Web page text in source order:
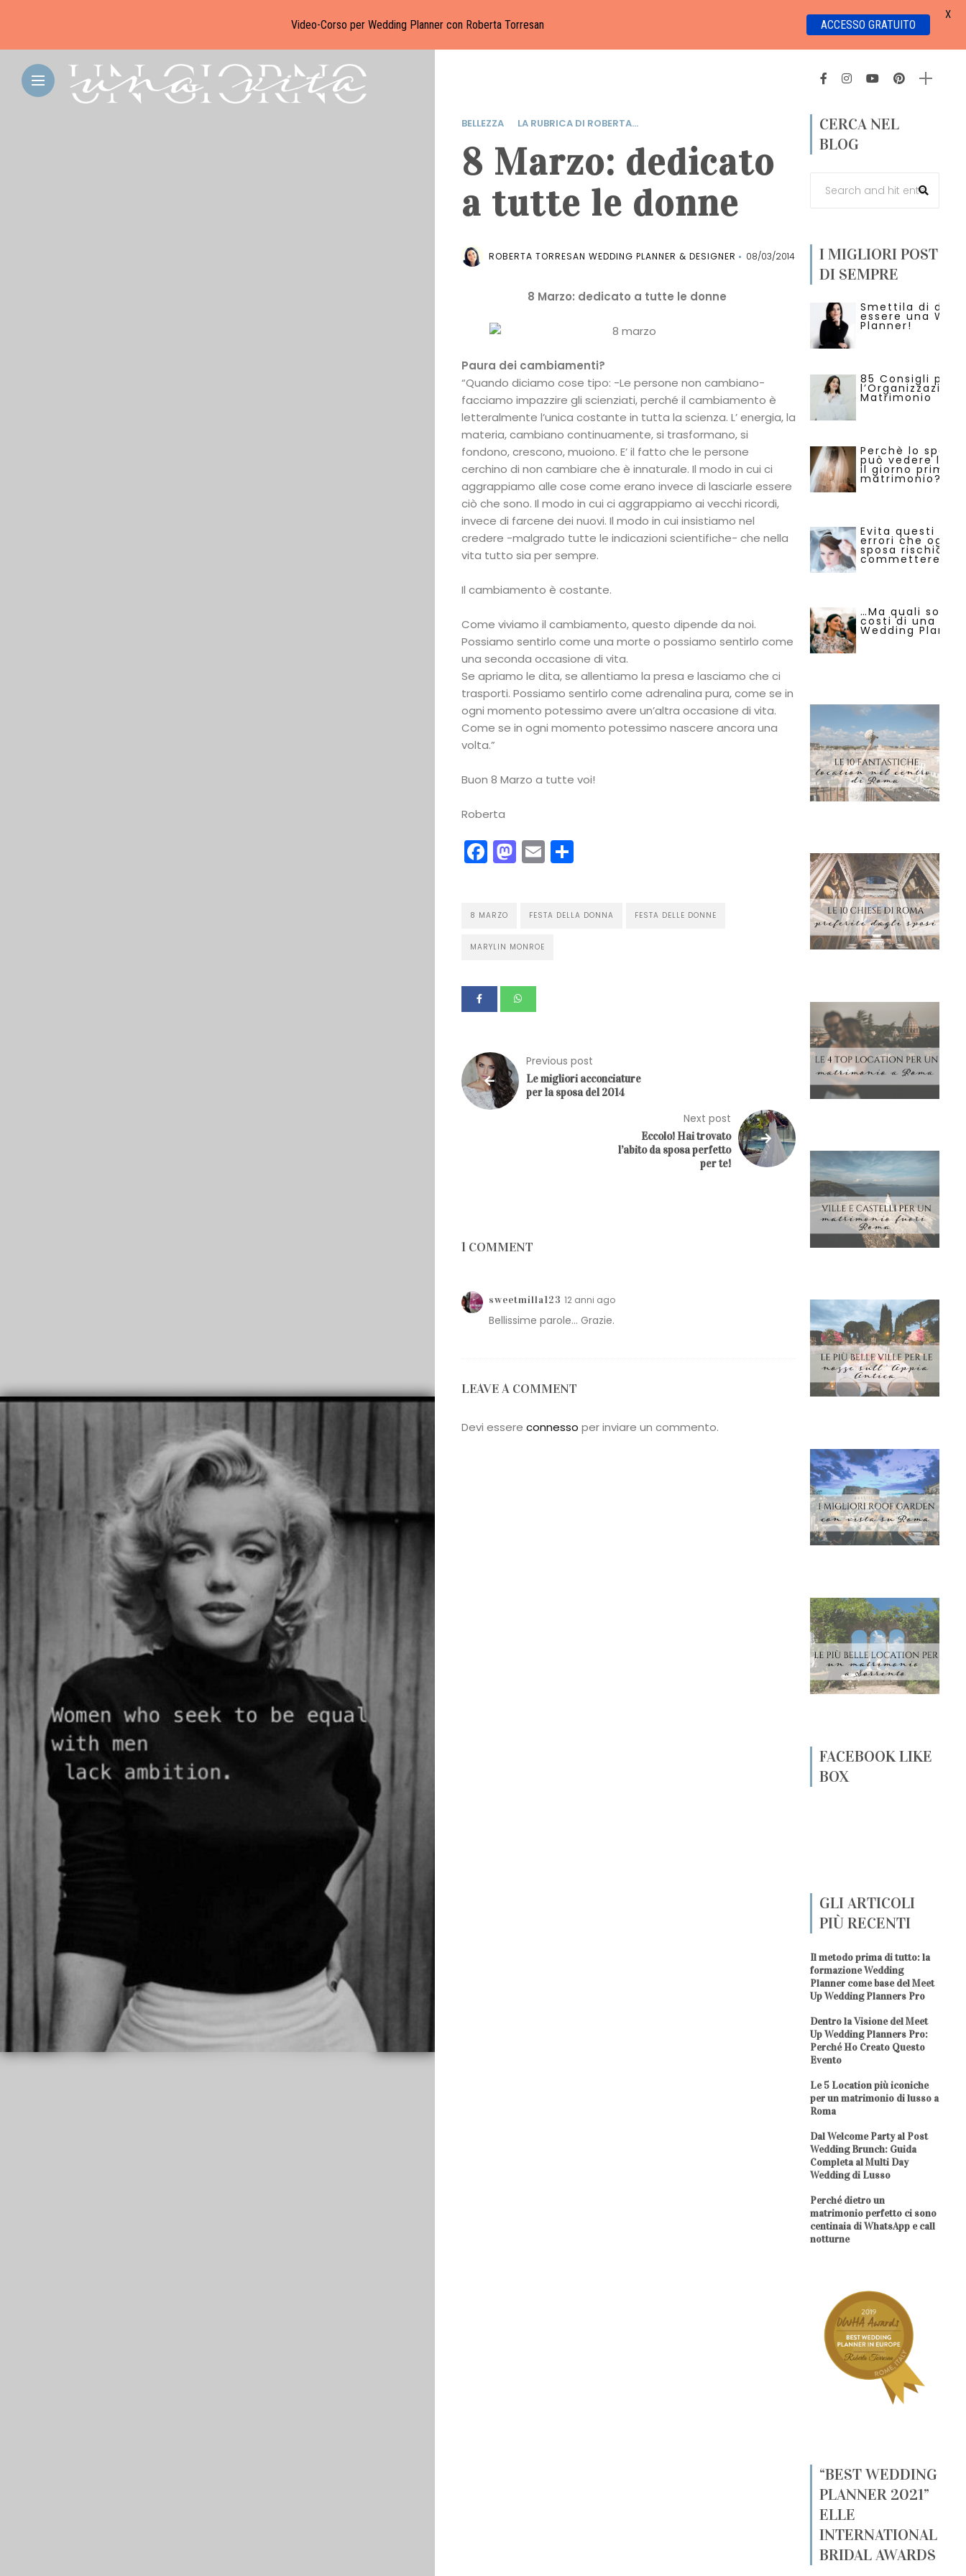
BELLEZZA LA RUBRICA DI ROBERTA...
8 Marzo: dedicato
a tutte le donne
ROBERTA TORRESAN WEDDING PLANNER & DESIGNER 08/03/2014
8 Marzo: dedicato a tutte le donne
Paura dei cambiamenti?
“Quando diciamo cose tipo: -Le persone non cambiano-
facciamo impazzire gli scienziati, perché il cambiamento è
letteralmente l’unica costante in tutta la scienza. L’ energia, la
materia, cambiano continuamente, si trasformano, si
fondono, crescono, muoiono. E’ il fatto che le persone
cerchino di non cambiare che è innaturale. Il modo in cui ci
aggrappiamo alle cose come erano invece di lasciarle essere
ciò che sono. Il modo in cui ci aggrappiamo ai vecchi ricordi,
invece di farcene dei nuovi. Il modo in cui insistiamo nel
credere -malgrado tutte le indicazioni scientifiche- che nella
vita tutto sia per sempre.
Il cambiamento è costante.
Come viviamo il cambiamento, questo dipende da noi.
Possiamo sentirlo come una morte o possiamo sentirlo come
una seconda occasione di vita.
Se apriamo le dita, se allentiamo la presa e lasciamo che ci
trasporti. Possiamo sentirlo come adrenalina pura, come se in
ogni momento potessimo avere un’altra occasione di vita.
Come se in ogni momento potessimo nascere ancora una
volta.”
Buon 8 Marzo a tutte voi!
Roberta
Facebook
Mastodon
EmailCondividi
8 MARZO FESTA DELLA DONNA FESTA DELLE DONNE
MARYLIN MONROE
Previous post
Le migliori acconciature
per la sposa del 2014
Next post
Eccolo! Hai trovato
l’abito da sposa perfetto
per te!
1 COMMENT
sweetmilla123 12 anni ago
Bellissime parole… Grazie.
LEAVE A COMMENT
Devi essere connesso per inviare un commento.
CERCA NEL
BLOG
I MIGLIORI POST
DI SEMPRE
Smettila di dire
essere una
Planner!
85 Consigli per
Matrimonio
Perchè lo sposo
può vedere la
il giorno prima
matrimonio?
Evita questi 29
errori che ogni
sposa rischia di
commettere.
…Ma quali sono i
costi di una
Wedding
FACEBOOK LIKE
BOX
GLI ARTICOLI
PIÙ RECENTI
Il metodo prima di tutto: la
formazione Wedding
Planner come base del Meet
Up Wedding Planners Pro
Dentro la Visione del Meet
Up Wedding Planners Pro:
Perché Ho Creato Questo
Evento
Le 5 Location più iconiche
per un matrimonio di lusso a
Roma
Dal Welcome Party al Post
Wedding Brunch: Guida
Completa al Multi Day
Wedding di Lusso
Perché dietro un
matrimonio perfetto ci sono
centinaia di WhatsApp e call
notturne
“BEST WEDDING
PLANNER 2021”
ELLE
INTERNATIONAL
BRIDAL AWARDS
Video-Corso per Wedding Planner con Roberta Torresan ACCESSO GRATUITO
X